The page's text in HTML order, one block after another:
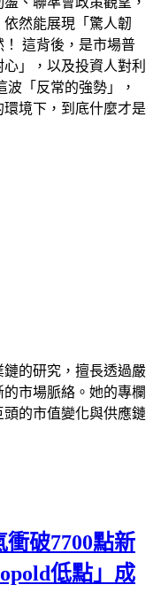
然能展現「 驚人韌
！ 這背後，是市場普
心 」，以及投資人對利
波「 反常的強勢 」，
境下，到底什麼才是
的研究，擅長透過嚴
市場脈絡。她的專欄
的市值變化與供應鏈
破7700點新
低點」成